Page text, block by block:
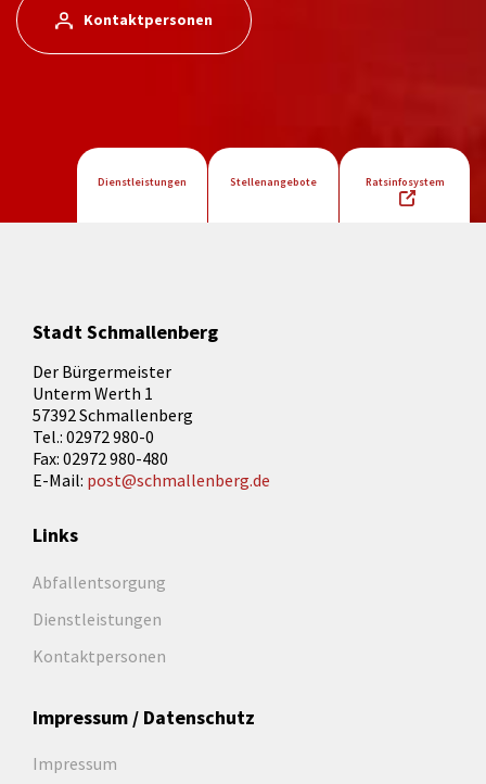
Kontaktpersonen
Dienstleistungen Stellenangebote Ratsinfosystem
Stadt Schmallenberg
Der Bürgermeister
Unterm Werth 1
57392 Schmallenberg
Tel.: 02972 980-0
Fax: 02972 980-480
E-Mail: post@schmallenberg.de
Links
Abfallentsorgung
Dienstleistungen
Kontaktpersonen
Impressum / Datenschutz
Impressum